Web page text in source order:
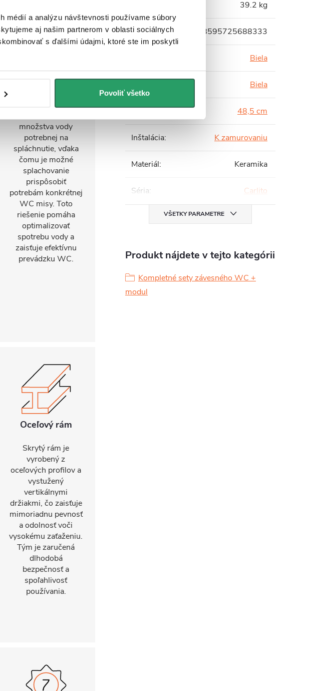
médií a analýzu návštevnosti používame súbory
aj našim partnerom v oblasti sociálnych
s ďalšími údajmi, ktoré ste im poskytli
Povoliť všetko
Úsporné
splachovanie
Vypúšťací ventil
množstva vody
potrebnej na
spláchnutie, vďaka
čomu je možné
splachovanie
prispôsobiť
potrebám konkrétnej
WC misy. Toto
riešenie pomáha
optimalizovať
spotrebu vody a
zaisťuje efektívnu
prevádzku WC.
Oceľový rám
Skrytý rám je
vyrobený z
oceľových profilov a
vystužený
vertikálnymi
držiakmi, čo zaisťuje
mimoriadnu pevnosť
a odolnosť voči
vysokému zaťaženiu.
Tým je zaručená
dlhodobá
bezpečnosť a
spoľahlivosť
používania.
39.2 kg
EAN: 8595725688333
Biela
Biela
Hĺbka: 48,5 cm
Inštalácia: K zamurovaniu
Materiál: Keramika
Séria: Carlito
VŠETKY PARAMETRE
Produkt nájdete v tejto kategórii
Kompletné sety závesného WC +
modul